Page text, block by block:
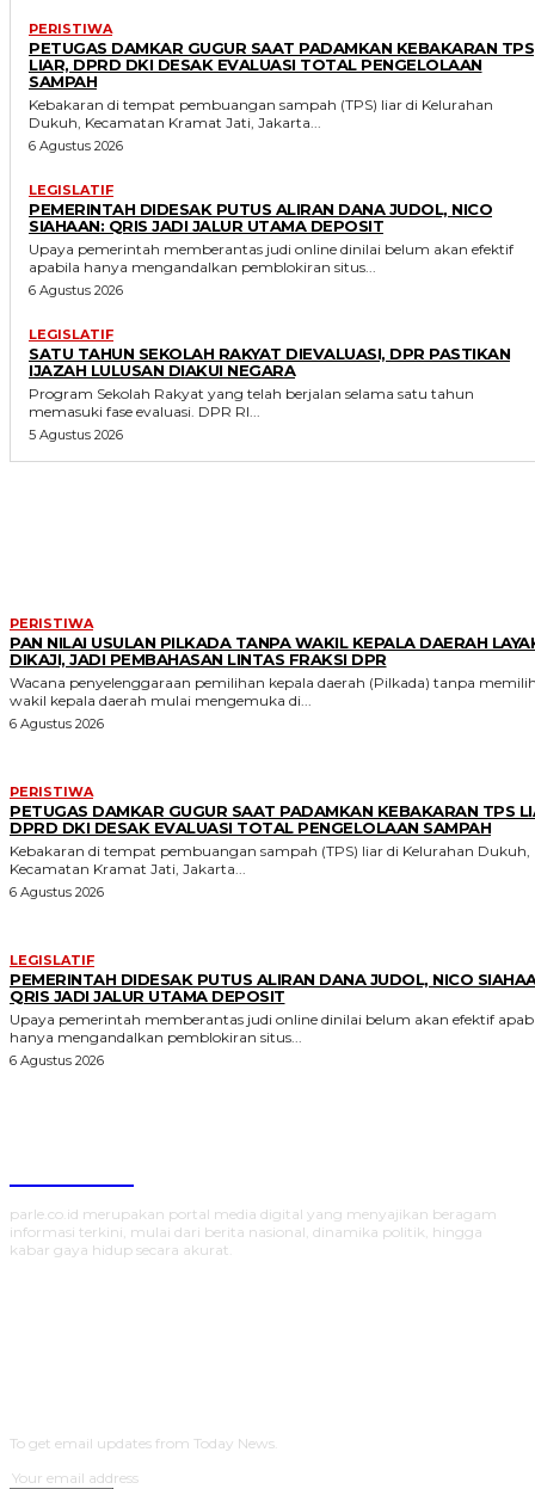
PERISTIWA
PETUGAS DAMKAR GUGUR SAAT PADAMKAN KEBAKARAN TPS
LIAR, DPRD DKI DESAK EVALUASI TOTAL PENGELOLAAN
SAMPAH
Kebakaran di tempat pembuangan sampah (TPS) liar di Kelurahan
Dukuh, Kecamatan Kramat Jati, Jakarta...
6 Agustus 2026
LEGISLATIF
PEMERINTAH DIDESAK PUTUS ALIRAN DANA JUDOL, NICO
SIAHAAN: QRIS JADI JALUR UTAMA DEPOSIT
Upaya pemerintah memberantas judi online dinilai belum akan efektif
apabila hanya mengandalkan pemblokiran situs...
6 Agustus 2026
LEGISLATIF
SATU TAHUN SEKOLAH RAKYAT DIEVALUASI, DPR PASTIKAN
IJAZAH LULUSAN DIAKUI NEGARA
Program Sekolah Rakyat yang telah berjalan selama satu tahun
memasuki fase evaluasi. DPR RI...
5 Agustus 2026
PERISTIWA
PAN NILAI USULAN PILKADA TANPA WAKIL KEPALA DAERAH
DIKAJI, JADI PEMBAHASAN LINTAS FRAKSI DPR
Wacana penyelenggaraan pemilihan kepala daerah (Pilkada) tanpa
wakil kepala daerah mulai mengemuka di...
6 Agustus 2026
PERISTIWA
PETUGAS DAMKAR GUGUR SAAT PADAMKAN KEBAKARAN TPS
DPRD DKI DESAK EVALUASI TOTAL PENGELOLAAN SAMPAH
Kebakaran di tempat pembuangan sampah (TPS) liar di Kelurahan Dukuh,
Kecamatan Kramat Jati, Jakarta...
6 Agustus 2026
LEGISLATIF
PEMERINTAH DIDESAK PUTUS ALIRAN DANA JUDOL, NICO
QRIS JADI JALUR UTAMA DEPOSIT
Upaya pemerintah memberantas judi online dinilai belum akan efektif
hanya mengandalkan pemblokiran situs...
6 Agustus 2026
parle.co.id merupakan portal media digital yang menyajikan beragam
informasi terkini, mulai dari berita nasional, dinamika politik, hingga
kabar gaya hidup secara akurat.
To get email updates from Today News.